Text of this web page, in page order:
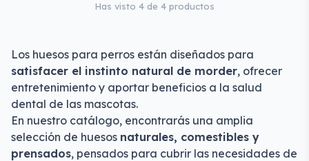
Has visto 4 de 4 productos
Los huesos para perros están diseñados para
satisfacer el instinto natural de morder, ofrecer
entretenimiento y aportar beneficios a la salud
dental de las mascotas.
En nuestro catálogo, encontrarás una amplia
selección de huesos naturales, comestibles y
prensados, pensados para cubrir las necesidades de